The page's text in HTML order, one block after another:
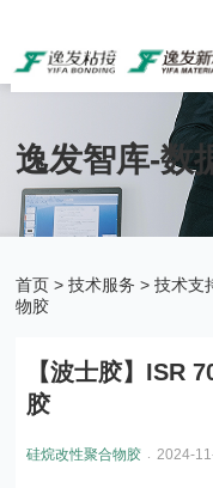
逸发智库-数
首页 >技术服务 >技术支
物胶
【波士胶】ISR
胶
硅烷改性聚合物胶 2024-